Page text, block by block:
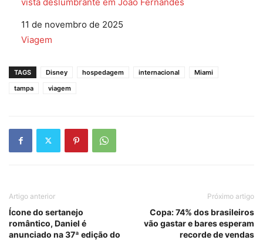
Data
11 de novembro de 2025
Em relação a
Viagem
TAGS Disney hospedagem internacional
Miami
tampa
viagem
Artigo anterior
Ícone do sertanejo
romântico, Daniel é
anunciado na 37ª edição do
Próximo artigo
Copa: 74% dos brasileiros
vão gastar e bares esperam
recorde de vendas